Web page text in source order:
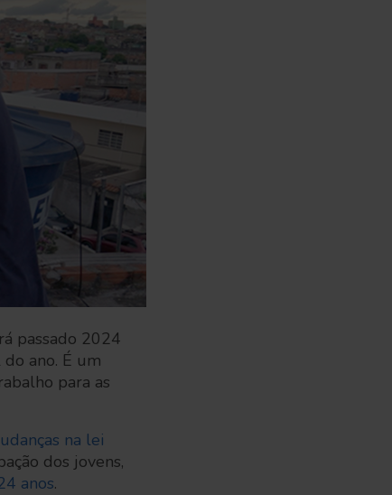
passado 2024
ano. É um
para as
na lei
dos jovens,
anos.